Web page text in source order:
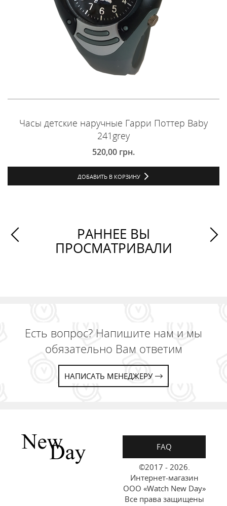
Часы детские наручные Гарри Поттер Baby
241grey
520,00 грн.
ДОБАВИТЬ В КОРЗИНУ
РАННЕЕ ВЫ
ПРОСМАТРИВАЛИ
Есть вопрос? Напишите нам и мы
обязательно Вам ответим
НАПИСАТЬ МЕНЕДЖЕРУ
FAQ
©2017 - 2026.
Интернет-магазин
ООО «Watch New Day»
Все права защищены